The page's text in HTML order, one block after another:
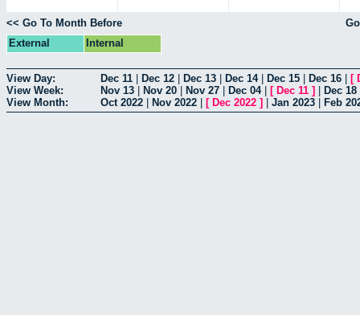
<< Go To Month Before
External
Internal
View Day: Dec 11 Dec 12 Dec 13 Dec 14| Dec 15 Dec 16 [
View Week:
Nov 13 Nov 20 Nov 27 Dec 04| [ Dec 11 ] Dec 18
View Month:
Oct 2022 Nov 2022 [ Dec 2022 ] Jan 2023 Feb